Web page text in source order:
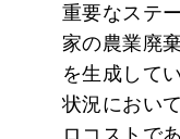
重要なステ
家の農業廃
を生成して
状況におい
ロコストで